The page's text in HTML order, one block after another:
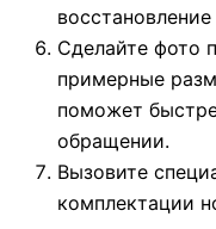
Сделайте фото
примерные
поможет
обращении.
Вызовите
комплектации